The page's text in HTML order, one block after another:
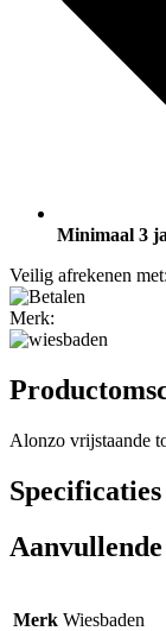
Minimaal 3
Veilig afrekenen met:
Merk:
Alonzo vrijstaande
Specificaties
Merk Wiesbaden